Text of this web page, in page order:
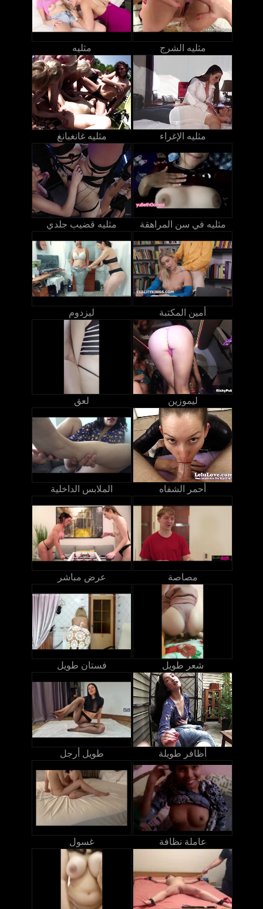
مثليه مثليه الشرج
مثليه غانغبانغ مثليه الإغراء
مثليه قضيب جلدي مثليه في سن المراهقة
ليزدوم أمين المكتبة
لعق ليموزين
الملابس الداخلية أحمر الشفاه
عرض مباشر مصاصة
فستان طويل شعر طويل
طويل أرجل أظافر طويلة
غسول عاملة نظافة